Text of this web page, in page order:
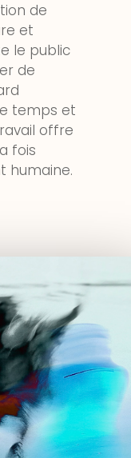
de
et
le public
de
temps et
offre
fois
humaine.